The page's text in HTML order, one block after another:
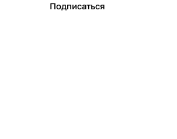
Подписаться